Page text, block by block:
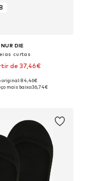
NUR DIE
curtas
de 37,46€
35-38, 39-42
original: 84,46€
mais baixo:36,74€